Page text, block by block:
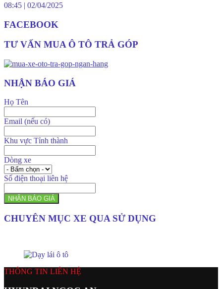
08:45 | 02/04/2025
FACEBOOK
TƯ VẤN MUA Ô TÔ TRẢ GÓP
NHẬN BÁO GIÁ
Họ Tên
Email (nếu có)
Khu vực Tỉnh thành
Dòng xe
Số điện thoại liên hệ
NHẬN BÁO GIÁ
CHUYÊN MỤC XE QUA SỬ DỤNG
THÔNG TIN LIÊN HỆ